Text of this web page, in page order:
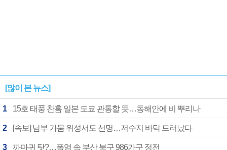
[많이 본 뉴스]
1 15호 태풍 찬홈 일본 도쿄 관통할 듯…동해안에 비 뿌리나
2 [속보] 남부 가뭄 위성서도 선명…저수지 바닥 드러났다
3 까마귀 탓?…폭염 속 부산 북구 986가구 정전